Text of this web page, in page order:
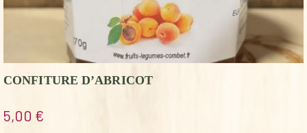
CONFITURE D’ABRICOT
5,00 €